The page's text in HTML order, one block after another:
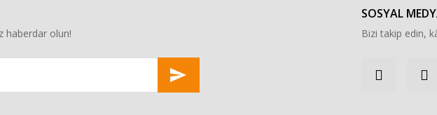
pahalı.
olmalı.
haberdar olun!
SOSYAL
Bizi takip edin,